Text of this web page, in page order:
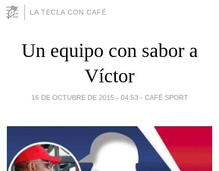
LA TECLA CON CAFÉ
Un equipo con sabor a
Víctor
16 DE OCTUBRE DE 2015 - 04:53 - CAFÉ SPORT